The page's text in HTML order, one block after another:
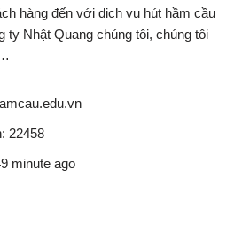
hàng đến với dịch vụ hút hầm cầu
ty Nhật Quang chúng tôi, chúng tôi
22458
minute ago